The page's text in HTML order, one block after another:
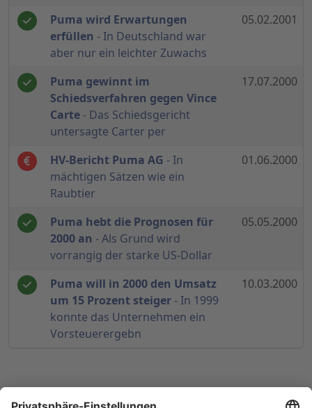
Puma wird Erwartungen
erfüllen - In Deutschland war
aber nur ein leichter Zuwachs
05.02.2001
Puma gewinnt im
Schiedsverfahren gegen Vince
Carte - Das Schiedsgericht
untersagte Carter per
17.07.2000
HV-Bericht Puma AG - In
mächtigen Sätzen wie ein
Raubtier
01.06.2000
Puma hebt die Prognosen für
2000 an - Als Grund wird
vorrangig der starke US-Dollar
05.05.2000
Puma will in 2000 den Umsatz
um 15 Prozent steiger- In 1999
konnte das Unternehmen ein
Vorsteuerergebn
10.03.2000